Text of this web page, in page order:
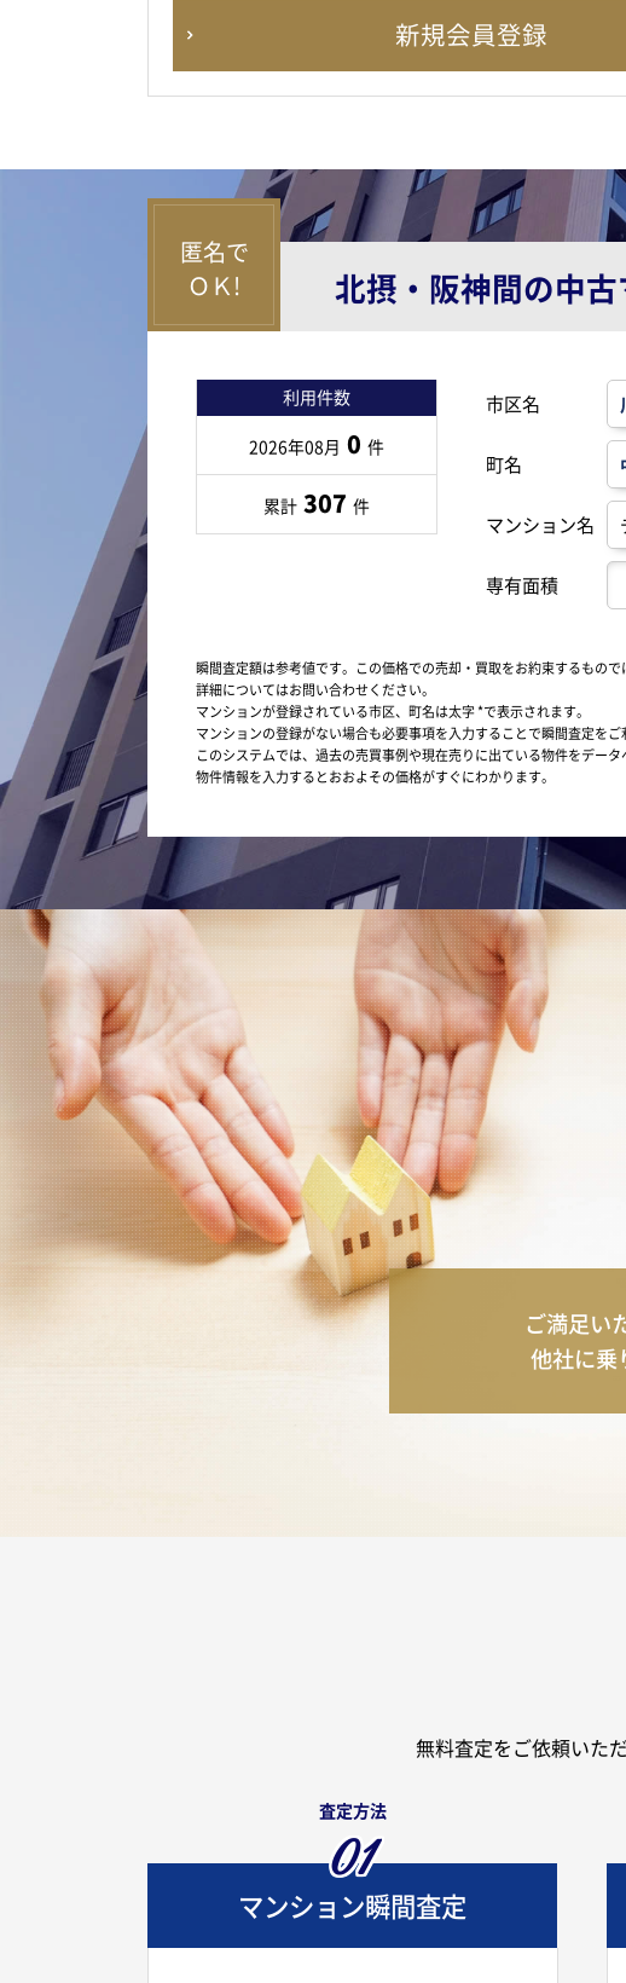
新規会員登録
北摂・阪神間の中
利用件数
2026年08月 0 件
累計 307 件
市区名
町名
マンション名
専有面積
瞬間査定額は参考値です。この価格での売却・買取をお約束するもので
詳細についてはお問い合わせください。
マンションが登録されている市区、町名は太字 *で表示されます。
マンションの登録がない場合も必要事項を入力することで瞬間査定をご
このシステムでは、過去の売買事例や現在売りに出ている物件をデータ
物件情報を入力するとおおよその価格がすぐにわかります。
ご満足い
他社に乗
無料査定をご依頼いた
査定方法
01
マンション瞬間査定